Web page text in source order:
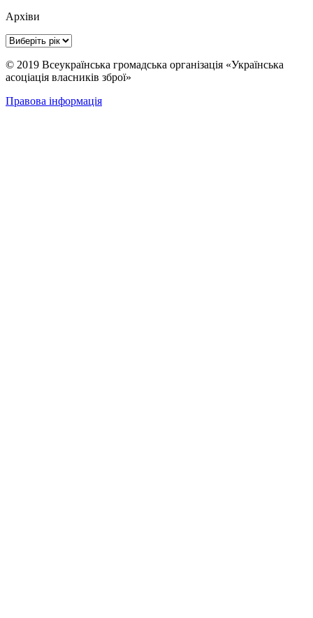
Архіви
© 2019 Всеукраїнська громадська організація «Українська
асоціація власників зброї»
Правова інформація